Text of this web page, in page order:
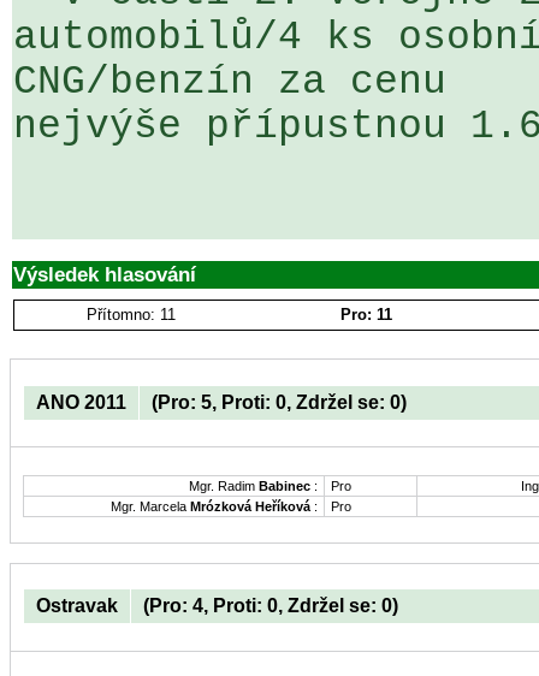
automobilů/4 ks
CNG/benzín za cenu
nejvýše přípustnou
Výsledek hlasování
Přítomno: 11 Pro: 11
ANO 2011 (Pro: 5, Proti: 0, Zdržel se: 0)
Mgr. Radim Babinec : Pro
Mgr. Marcela Mrózková Heříková : Pro
Ostravak (Pro: 4, Proti: 0, Zdržel se: 0)